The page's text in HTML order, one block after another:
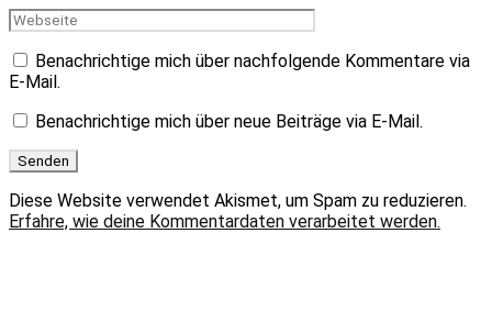
Benachrichtige mich über nachfolgende Kommentare via
E-Mail.
Benachrichtige mich über neue Beiträge via E-Mail.
Diese Website verwendet Akismet, um Spam zu reduzieren.
Erfahre, wie deine Kommentardaten verarbeitet werden.